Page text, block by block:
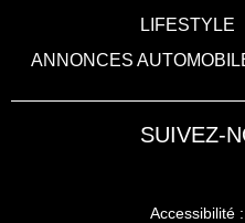
LIFESTYLE
ANNONCES
SUIVEZ-
Accessibilité